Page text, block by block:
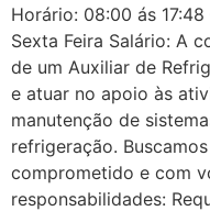
Horário: 08:00 ás
Sexta Feira Salário: A
de um Auxiliar de
e atuar no apoio às
manutenção de
refrigeração.
comprometido e com
responsabilidades: